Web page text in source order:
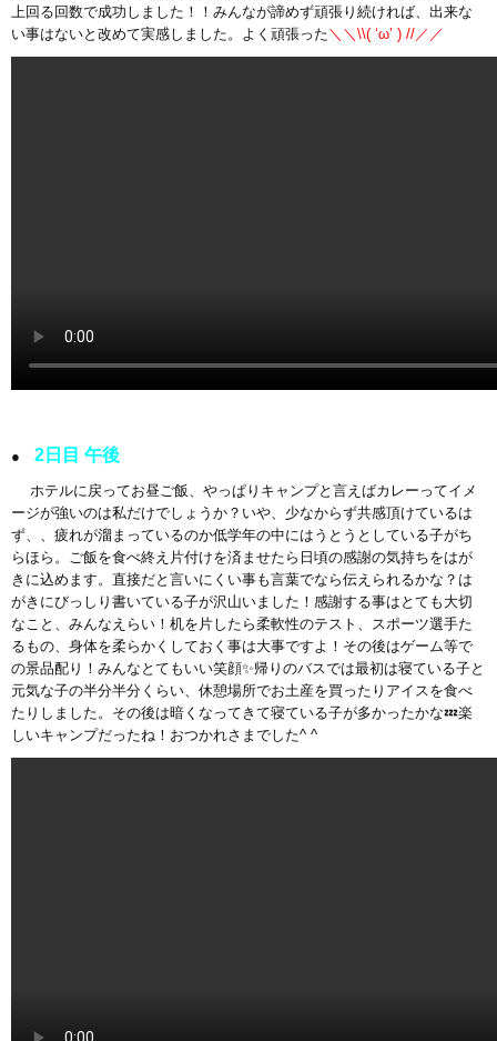
上回る回数で成功しました！！みんなが諦めず頑張り続ければ、出来な
い事はないと改めて実感しました。よく頑張った＼＼\\( ‘ω’ ) //／／
● 2日目 午後
ホテルに戻ってお昼ご飯、やっぱりキャンプと言えばカレーってイメ
ージが強いのは私だけでしょうか？いや、少なからず共感頂けているは
ず、、疲れが溜まっているのか低学年の中にはうとうとしている子がち
らほら。ご飯を食べ終え片付けを済ませたら日頃の感謝の気持ちをはが
きに込めます。直接だと言いにくい事も言葉でなら伝えられるかな？は
がきにびっしり書いている子が沢山いました！感謝する事はとても大切
なこと、みんなえらい！机を片したら柔軟性のテスト、スポーツ選手た
るもの、身体を柔らかくしておく事は大事ですよ！その後はゲーム等で
の景品配り！みんなとてもいい笑顔✨帰りのバスでは最初は寝ている子と
元気な子の半分半分くらい、休憩場所でお土産を買ったりアイスを食べ
たりしました。その後は暗くなってきて寝ている子が多かったかな💤楽
しいキャンプだったね！おつかれさまでした^ ^